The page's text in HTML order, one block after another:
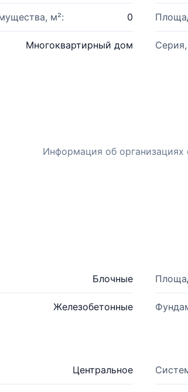
м²: 0
Многоквартирный дом
Информация об организациях
Блочные
Железобетонные
Центральное